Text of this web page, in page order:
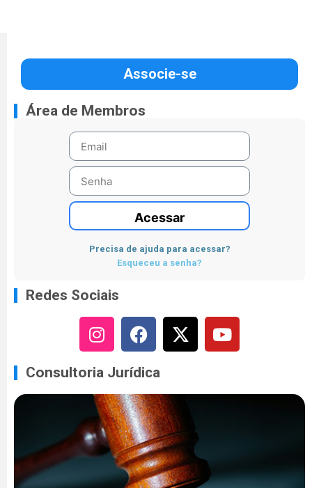
Associe-se
Área de Membros
Acessar
Precisa de ajuda para acessar?
Esqueceu a senha?
Redes Sociais
Consultoria Jurídica